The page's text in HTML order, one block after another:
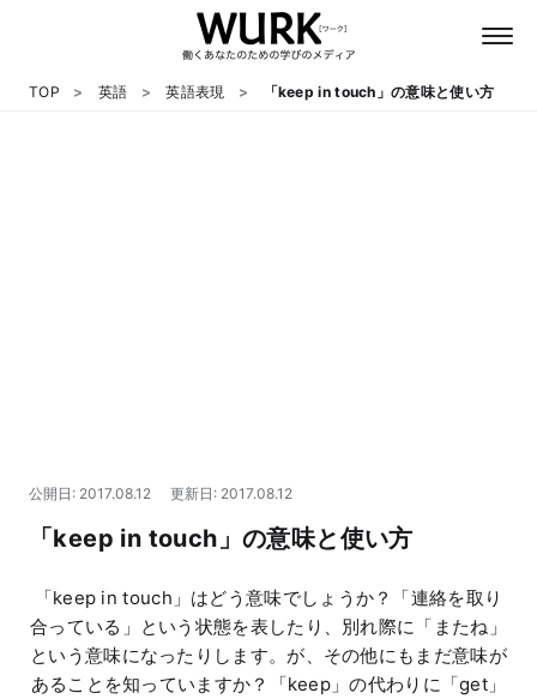
マネー
TOP 英語 英語表現 「keep in touch」の意味と使い方
公開日: 2017.08.12 更新日: 2017.08.12
「keep in touch」の意味と使い方
「keep in touch」はどう意味でしょうか？「連絡を取り
合っている」という状態を表したり、別れ際に「またね」
という意味になったりします。が、その他にもまだ意味が
あることを知っていますか？「keep」の代わりに「get」